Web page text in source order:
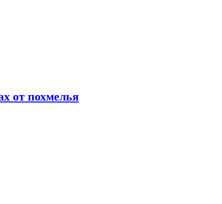
от похмелья